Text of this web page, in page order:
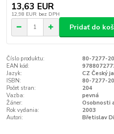
13,63 EUR
12,98 EUR bez DPH
Pridať do
Číslo produktu:
80-7277-
EAN kód:
Jazyk:
CZ Český
ISBN:
80-7277-
Počet stran:
204
Vazba:
pevná
Žáner:
Osobnosti
Rok vydania:
2003
Autori:
Břetislav